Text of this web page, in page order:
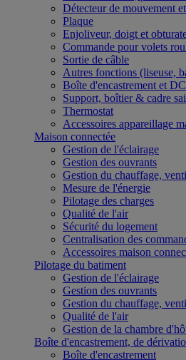
Détecteur de mouvement
Plaque
Enjoliveur, doigt et
Commande pour volets
Sortie de câble
Autres fonctions (liseuse,
Boîte d'encastrement et
Support, boîtier & cadre
Thermostat
Accessoires appareillage
Maison connectée
Gestion de l'éclairage
Gestion des ouvrants
Gestion du chauffage,
Mesure de l'énergie
Pilotage des charges
Qualité de l'air
Sécurité du logement
Centralisation des
Accessoires maison
Pilotage du batiment
Gestion de l'éclairage
Gestion des ouvrants
Gestion du chauffage,
Qualité de l'air
Gestion de la chambre
Boîte d'encastrement, de
Boîte d'encastrement